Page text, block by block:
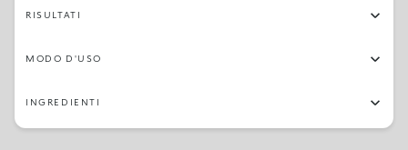
RISULTATI
MODO D'USO
INGREDIENTI